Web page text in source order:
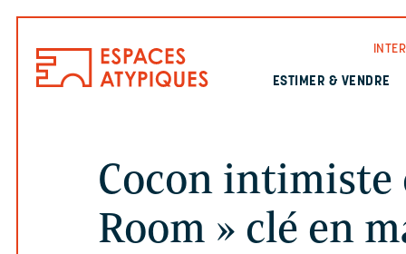
ESTIMER & VENDRE
Cocon intimiste
Room » clé en